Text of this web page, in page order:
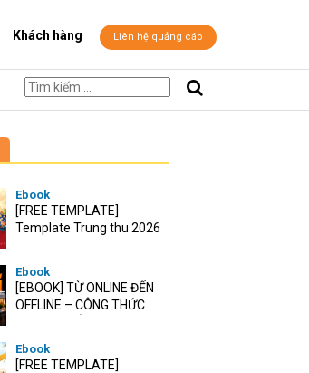
Khách hàng Liên hệ quảng cáo
Ebook
[FREE TEMPLATE]
Template Trung thu 2026
Ebook
[EBOOK] TỪ ONLINE ĐẾN
OFFLINE – CÔNG THỨC
Ebook
[FREE TEMPLATE]